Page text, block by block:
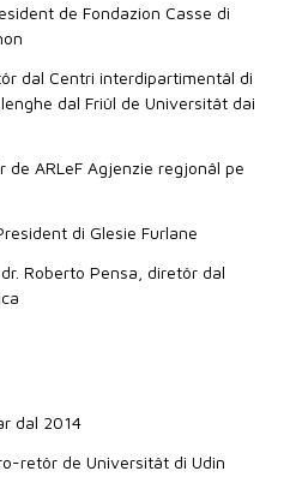
de Fondazion Casse di
dal Centri interdipartimentâl di
dal Friûl de Universitât dai
de ARLeF Agjenzie regjonâl pe
di Glesie Furlane
Roberto Pensa, diretôr dal
dal 2014
retôr de Universitât di Udin